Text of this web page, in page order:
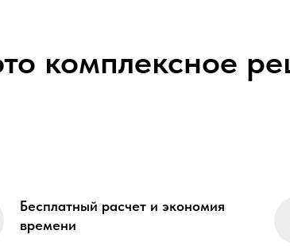
комплексное
Бесплатный расчет и экономия
времени